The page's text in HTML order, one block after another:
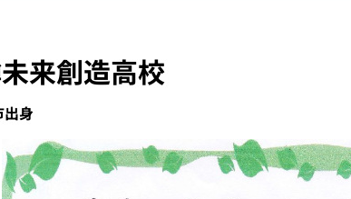
来創造高校
出身